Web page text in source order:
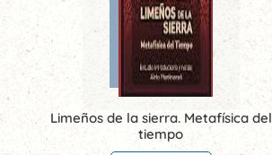
Limeños de la sierra. Metafísica del
tiempo